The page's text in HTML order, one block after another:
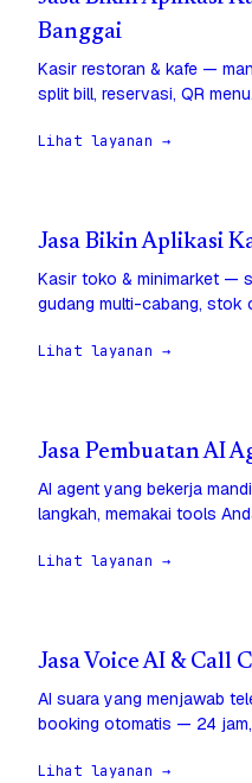
Banggai
Kasir restoran & kafe —
split bill, reservasi, QR menu.
Lihat layanan →
Jasa Bikin Aplikasi
Kasir toko & minimarket —
gudang multi-cabang, stok
Lihat layanan →
Jasa Pembuatan AI
AI agent yang bekerja
langkah, memakai tools
Lihat layanan →
Jasa Voice AI & Call
AI suara yang menjawab
booking otomatis — 24
Lihat layanan →